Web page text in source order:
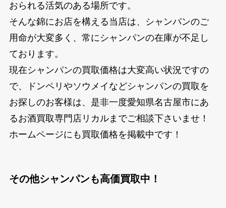
おられる活気のある場所です。
そんな錦にお店を構える当店は、シャンパンのご
用命が大変多く、常にシャンパンの在庫が不足し
ております。
現在シャンパンの買取価格は大変高い状況ですの
で、ドンペリやソウメイなどシャンパンの買取を
お探しのお客様は、是非一度愛知県名古屋市にあ
るお酒買取専門店リカルまでご相談下さいませ！
ホームページにも買取価格を掲載中です！
その他シャンパンも高価買取中！